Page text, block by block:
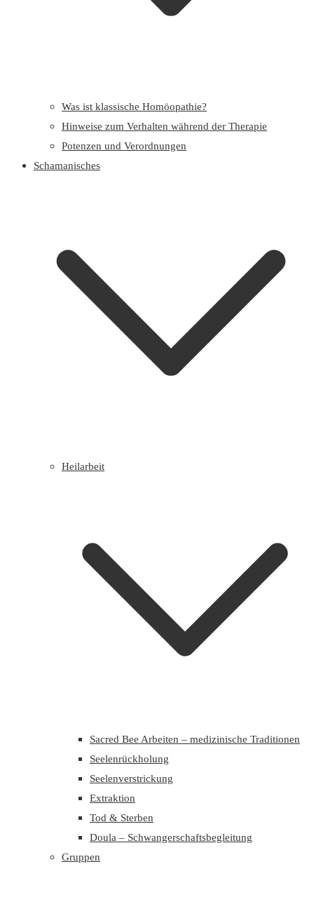
Was ist klassische Homöopathie?
Hinweise zum Verhalten während der Therapie
Potenzen und Verordnungen
Schamanisches
Heilarbeit
Sacred Bee Arbeiten – medizinische Traditionen
Seelenrückholung
Seelenverstrickung
Extraktion
Tod & Sterben
Doula – Schwangerschaftsbegleitung
Gruppen